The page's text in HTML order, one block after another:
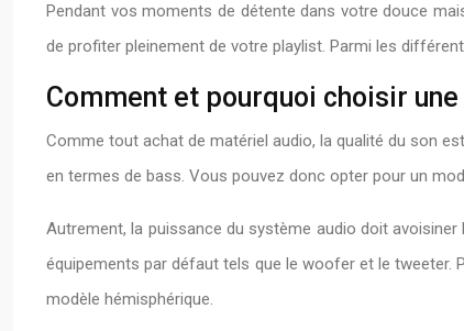
Pendant vos moments de détente dans votre douce
de profiter pleinement de votre playlist. Parmi les
Comment et pourquoi choisir
Comme tout achat de matériel audio, la qualité du son
en termes de bass. Vous pouvez donc opter pour un
Autrement, la puissance du système audio doit
équipements par défaut tels que le woofer et le tweeter.
modèle hémisphérique.